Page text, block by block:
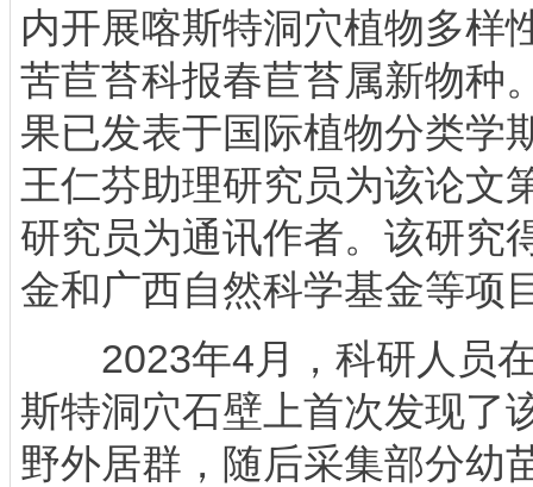
内开展喀斯特洞穴植物多样
苦苣苔科报春苣苔属新物种
果已发表于国际植物分类学
王仁芬助理研究员为该论文
研究员为通讯作者。该研究
金和广西自然科学基金等项
2023年4月，科研人员在
斯特洞穴石壁上首次发现了
野外居群，随后采集部分幼